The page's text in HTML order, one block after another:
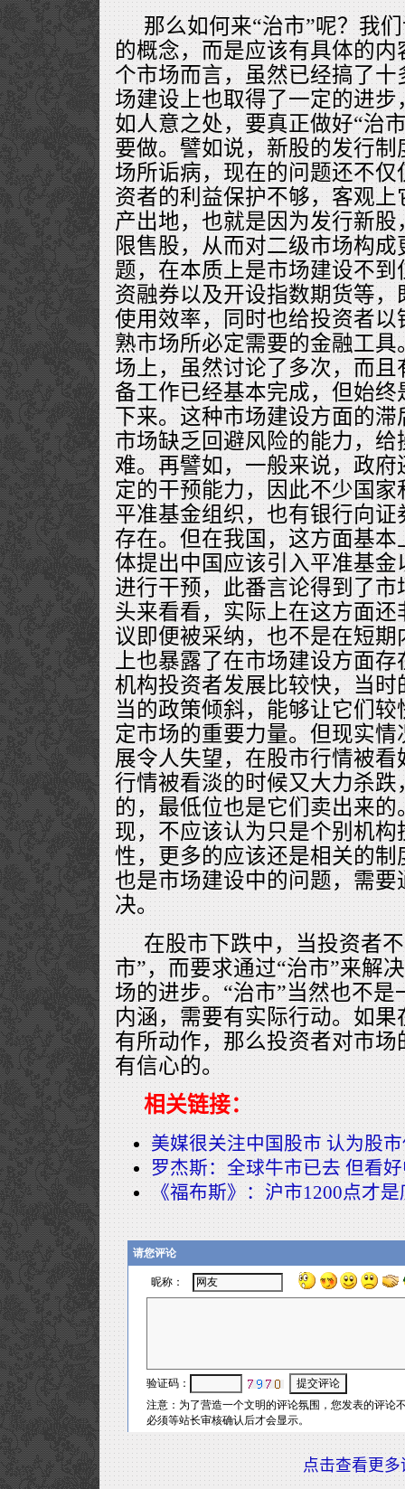
那么如何来“治市”呢？我
的概念，而是应该有具体的
个市场而言，虽然已经搞了
场建设上也取得了一定的进
如人意之处，要真正做好“治
要做。譬如说，新股的发行
场所诟病，现在的问题还不
资者的利益保护不够，客观
产出地，也就是因为发行新
限售股，从而对二级市场构
题，在本质上是市场建设不
资融券以及开设指数期货等
使用效率，同时也给投资者
熟市场所必定需要的金融工
场上，虽然讨论了多次，而
备工作已经基本完成，但始
下来。这种市场建设方面的
市场缺乏回避风险的能力，
难。再譬如，一般来说，政
定的干预能力，因此不少国
平准基金组织，也有银行向
存在。但在我国，这方面基
体提出中国应该引入平准基
进行干预，此番言论得到了
头来看看，实际上在这方面
议即便被采纳，也不是在短
上也暴露了在市场建设方面
机构投资者发展比较快，当
当的政策倾斜，能够让它们
定市场的重要力量。但现实
展令人失望，在股市行情被
行情被看淡的时候又大力杀
的，最低位也是它们卖出来
现，不应该认为只是个别机
性，更多的应该还是相关的
也是市场建设中的问题，需要
决。
在股市下跌中，当投资者
市”，而要求通过“治市”来解
场的进步。“治市”当然也不
内涵，需要有实际行动。如
有所动作，那么投资者对市
有信心的。
相关链接：
美媒很关注中国股市 认为股
罗杰斯：全球牛市已去 但看
《福布斯》：沪市1200点才
点击查看更多